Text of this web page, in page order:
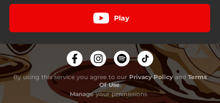
Play
By using this service you agree to ourPrivacy Policyand Terms
Of Use.
Manageyour permissions